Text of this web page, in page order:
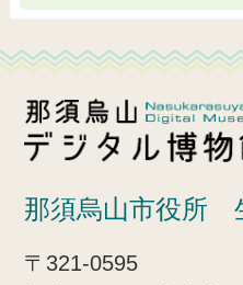
那須烏山市役所
〒321-0595